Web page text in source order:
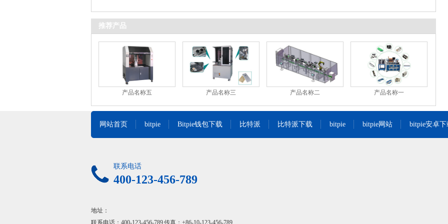
推荐产品
产品名称五 产品名称三 产品名称二 产品名称一
网站首页 bitpie Bitpie钱包下载 比特派 比特派下载 bitpie bitpie网站 bitpie安卓下
联系电话
400-123-456-789
地址：
联系电话：400-123-456-789 传真：+86-10-123-456-789